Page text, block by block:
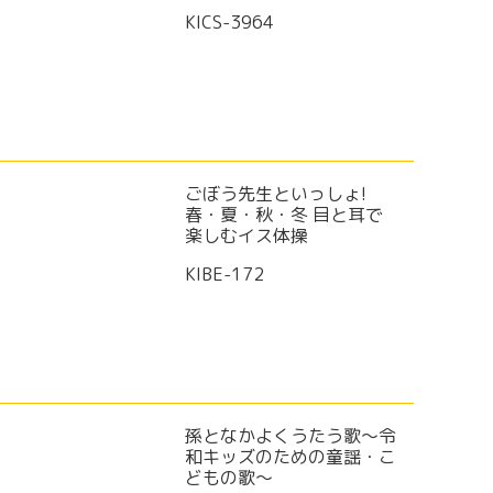
KICS-3964
ごぼう先生といっしょ!
春・夏・秋・冬 目と耳で
楽しむイス体操